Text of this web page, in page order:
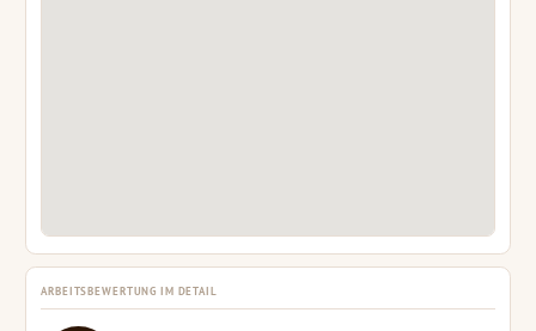
ARBEITSBEWERTUNG IM DETAIL